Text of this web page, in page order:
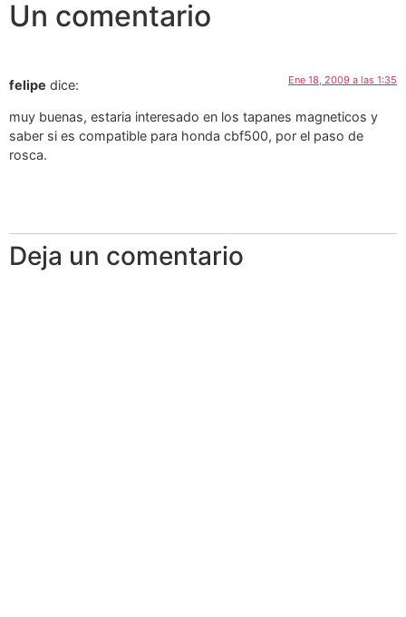
Un comentario
felipe dice: Ene 18, 2009 a las 1:35
muy buenas, estaria interesado en los tapanes magneticos y
saber si es compatible para honda cbf500, por el paso de
rosca.
Deja un comentario